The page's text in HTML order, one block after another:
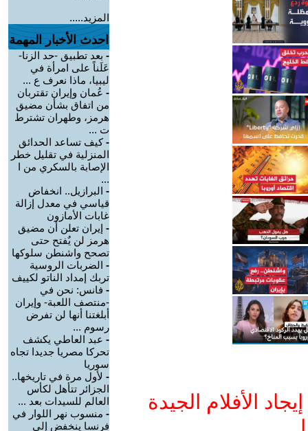
الأفلام الجيدة
المزيد.....
احدث الأخبار المهمة
- بعد تطبيق -حد الزنا-
عَلَناً على امرأة في
ليبيا، ماذا نعرف ع ...
- عُمان وإيران تقتربان
من اتفاق بشأن مضيق
هرمز، وطهران تشترط
ت ...
-كيف تساعد الحدائق
المنزلية في تقليل خطر
الإصابة بالسكري من ا
...
- البرازيل.. انخفاض
قياسي في معدل إزالة
غابات الأمازون
- إيران تعلن أن مضيق
هرمز لن يٌفتح حتى
تصحح واشنطن سلوكها
- الضربات الروسية
تربك إمداد الناتو لكييف
- فانس: نحن في
-منتصف اللعبة- وإيران
أبلغتنا أنها لن تفرض
رسوم ...
- عبد العاطي يكشف
تحركا مصريا جديدا تجاه
سوريا
- لأول مرة في تاريخها..
الجزائر تتأهل لكأس
العالم للسيدات بعد ...
- منسوب نهر اللوار في
فرنسا ينخفض إلى